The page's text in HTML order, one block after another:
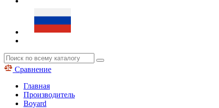
Сравнение
Главная
Производитель
Boyard